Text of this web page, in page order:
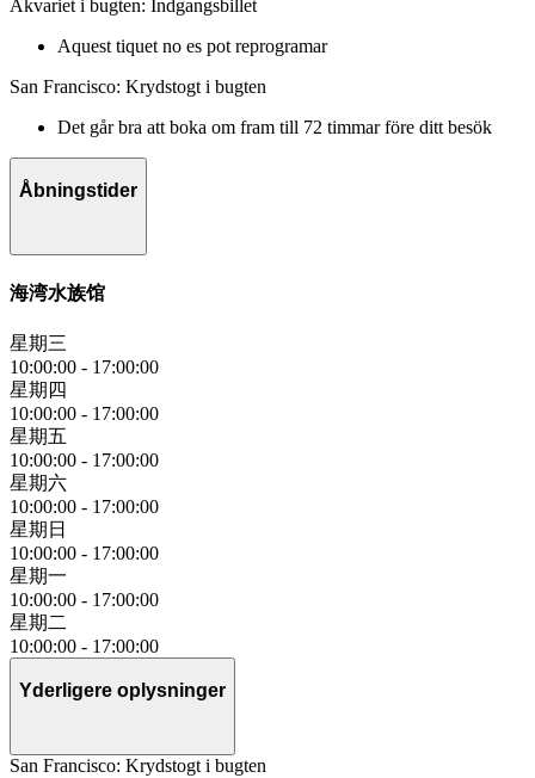
Akvariet i bugten: Indgangsbillet
Aquest tiquet no es pot reprogramar
San Francisco: Krydstogt i bugten
Det går bra att boka om fram till 72 timmar före ditt besök
Åbningstider
海湾水族馆
星期三
10:00:00 - 17:00:00
星期四
10:00:00 - 17:00:00
星期五
10:00:00 - 17:00:00
星期六
10:00:00 - 17:00:00
星期日
10:00:00 - 17:00:00
星期一
10:00:00 - 17:00:00
星期二
10:00:00 - 17:00:00
Yderligere oplysninger
San Francisco: Krydstogt i bugten